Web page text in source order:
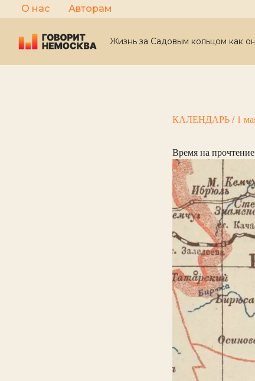
Перейти
к
содержимому
О нас Авторам
Жизнь за Садовым кольцом как
КАЛЕНДАРЬ/ 1
Время на